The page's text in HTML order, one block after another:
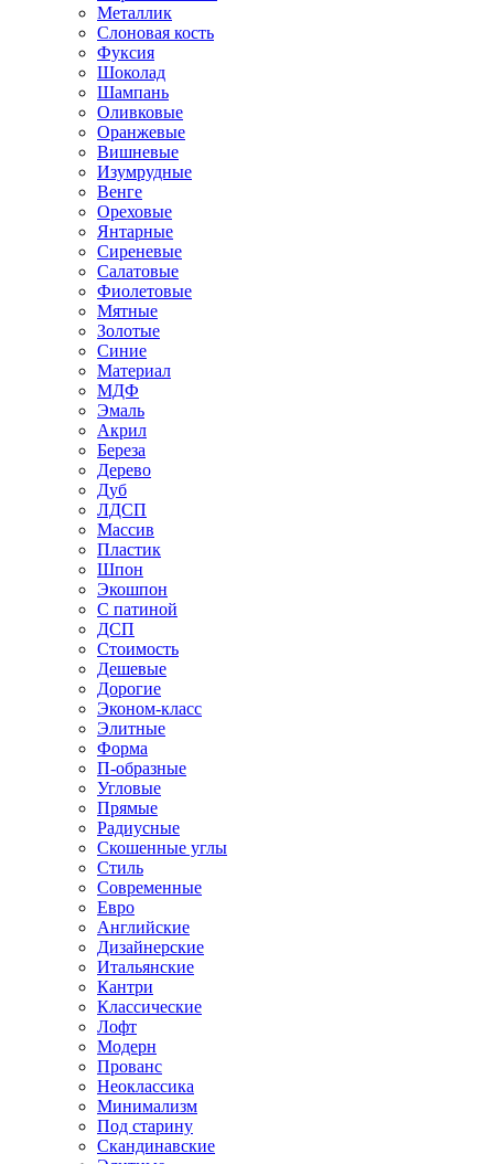
Металлик
Слоновая кость
Фуксия
Шоколад
Шампань
Оливковые
Оранжевые
Вишневые
Изумрудные
Венге
Ореховые
Янтарные
Сиреневые
Салатовые
Фиолетовые
Мятные
Золотые
Синие
Материал
МДФ
Эмаль
Акрил
Береза
Дерево
Дуб
ЛДСП
Массив
Пластик
Шпон
Экошпон
С патиной
ДСП
Стоимость
Дешевые
Дорогие
Эконом-класс
Элитные
Форма
П-образные
Угловые
Прямые
Радиусные
Скошенные углы
Стиль
Современные
Евро
Английские
Дизайнерские
Итальянские
Кантри
Классические
Лофт
Модерн
Прованс
Неоклассика
Минимализм
Под старину
Скандинавские